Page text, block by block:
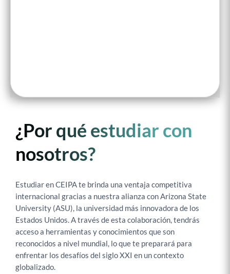
¿Por qué estudiar con
nosotros?
Estudiar en CEIPA te brinda una ventaja competitiva
internacional gracias a nuestra alianza con Arizona State
University (ASU), la universidad más innovadora de los
Estados Unidos. A través de esta colaboración, tendrás
acceso a herramientas y conocimientos que son
reconocidos a nivel mundial, lo que te preparará para
enfrentar los desafíos del siglo XXI en un contexto
globalizado.